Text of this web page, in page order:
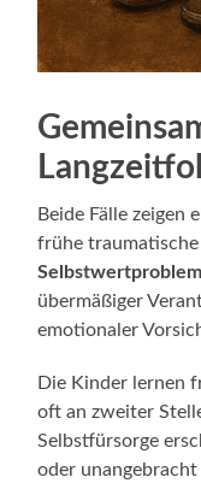
Beide Fälle zeigen
frühe
übermäßiger
emotionaler
Die Kinder lernen
oft an zweiter
Selbstfürsorge
oder